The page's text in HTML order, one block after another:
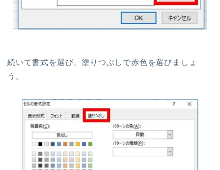
続いて書式を選び、塗りつぶしで赤色を選びましょ
う。